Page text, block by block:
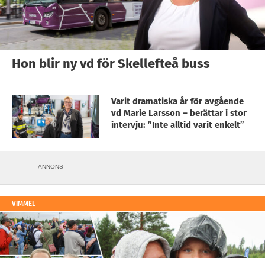
Hon blir ny vd för Skellefteå buss
Varit dramatiska år för avgående
vd Marie Larsson – berättar i stor
intervju: ”Inte alltid varit enkelt”
ANNONS
VIMMEL